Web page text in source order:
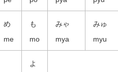
め
me
も
mo
みゃ
mya
みゅ
myu
よ